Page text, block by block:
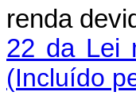
renda
22 da Lei
(Incluído